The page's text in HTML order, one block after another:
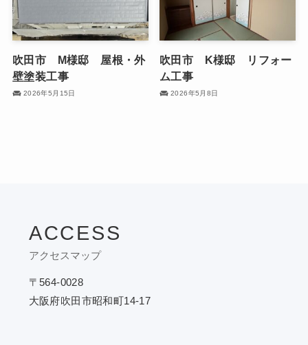
吹田市 M様邸 屋根・外
壁塗装工事
2026年5月15日
吹田市 K様邸 リフォー
ム工事
2026年5月8日
ACCESS
アクセスマップ
〒564-0028
大阪府吹田市昭和町14-17